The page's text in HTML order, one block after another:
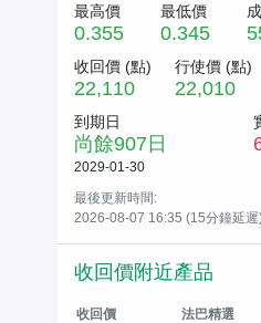
最高價
0.355
最低價
0.345
收回價 (點)
22,110
行使價 (點)
22,010
到期日
尚餘907日
2029-01-30
最後更新時間:
2026-08-07 16:35 (15分鐘延遲
收回價附近產品
收回價 法巴精選